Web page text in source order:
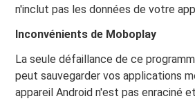
n'inclut pas les données de votre
Inconvénients de Moboplay
La seule défaillance de ce
peut sauvegarder vos applications
appareil Android n'est pas enraciné